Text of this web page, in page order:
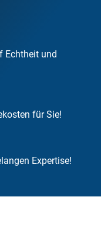
Echtheit und
für Sie!
Expertise!